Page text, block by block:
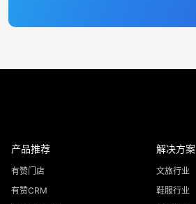
产品推荐
有赞门店
有赞CRM
解决方案
文旅行业
鞋服行业